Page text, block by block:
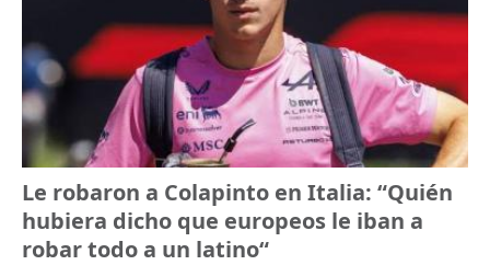
Le robaron a Colapinto en Italia: “Quién
hubiera dicho que europeos le iban a
robar todo a un latino“